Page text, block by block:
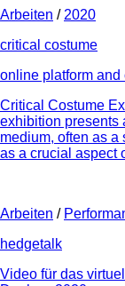
Arbeiten / 2020
critical costume
online platform and
Critical Costume
exhibition presents
medium, often as a
as a crucial aspect
Arbeiten /
hedgetalk
Video für das